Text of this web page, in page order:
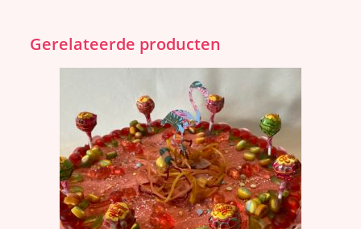
Gerelateerde producten